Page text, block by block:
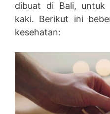
dibuat di Bali, untuk
kaki. Berikut ini
kesehatan: